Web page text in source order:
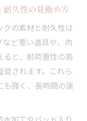
久性の見極め方
の素材と耐久性は
ど重い道具や、肉
と、耐荷重性の高
されます。これら
も強く、長時間の運